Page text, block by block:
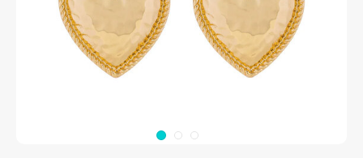
Minimalistische oorbellen
Oorbellen sets
Selected by influencers